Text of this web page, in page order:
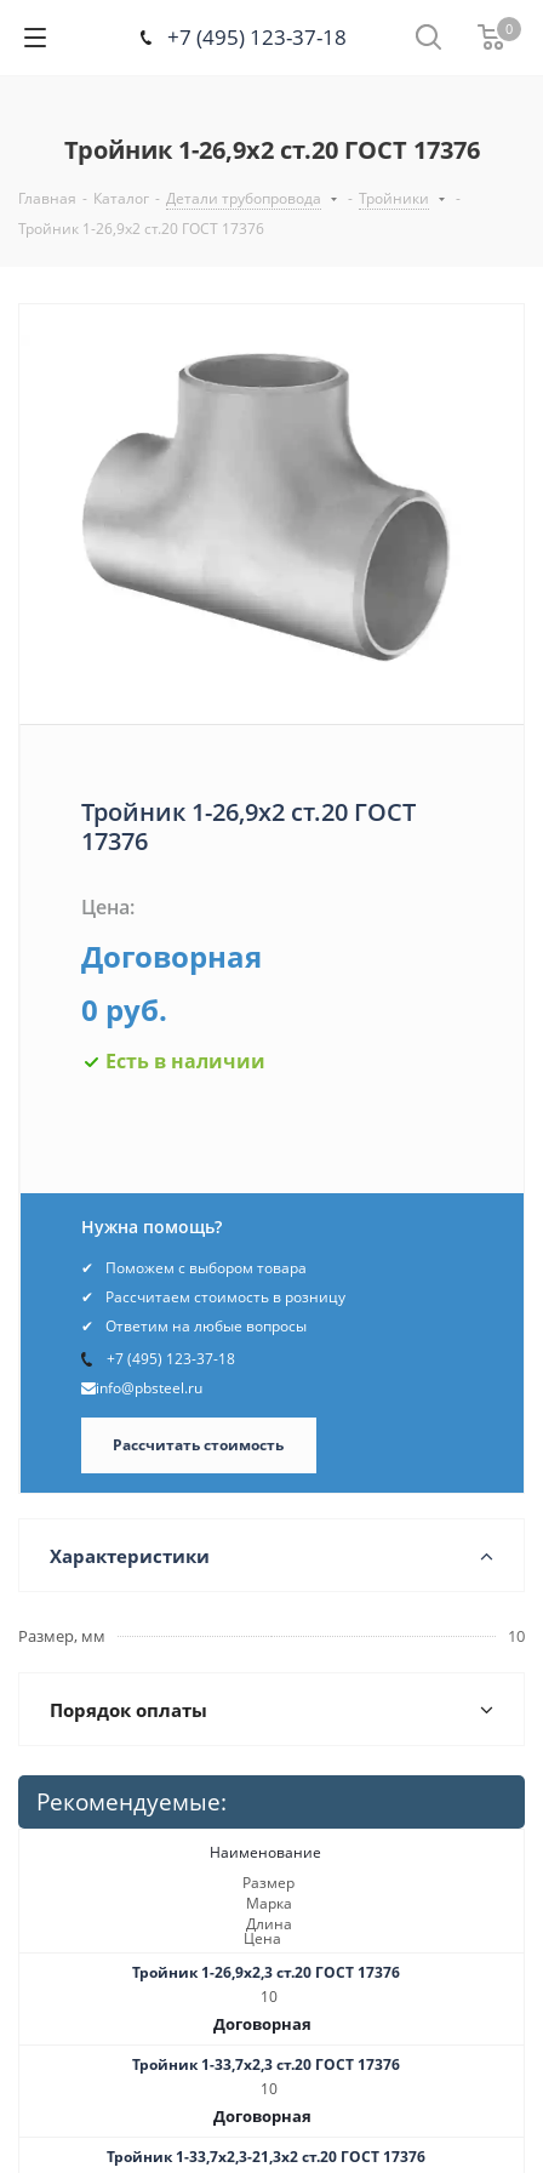
+7 (495) 123-37-18 0
Тройник 1-26,9х2 ст.20 ГОСТ 17376
Главная - Каталог - Детали трубопровода - Тройники
-
Тройник 1-26,9х2 ст.20 ГОСТ 17376
Тройник 1-26,9х2 ст.20 ГОСТ
17376
Цена:
Договорная
0 руб.
Есть в наличии
Нужна помощь?
Поможем с выбором товара
Рассчитаем стоимость в розницу
Ответим на любые вопросы
+7 (495) 123-37-18
info@pbsteel.ru
Рассчитать стоимость
Характеристики
Размер, мм 10
Порядок оплаты
Рекомендуемые:
Наименование
Размер
Марка
Длина
Цена
Тройник 1-26,9х2,3 ст.20 ГОСТ 17376
10
Договорная
Тройник 1-33,7х2,3 ст.20 ГОСТ 17376
10
Договорная
Тройник 1-33,7х2,3-21,3х2 ст.20 ГОСТ 17376